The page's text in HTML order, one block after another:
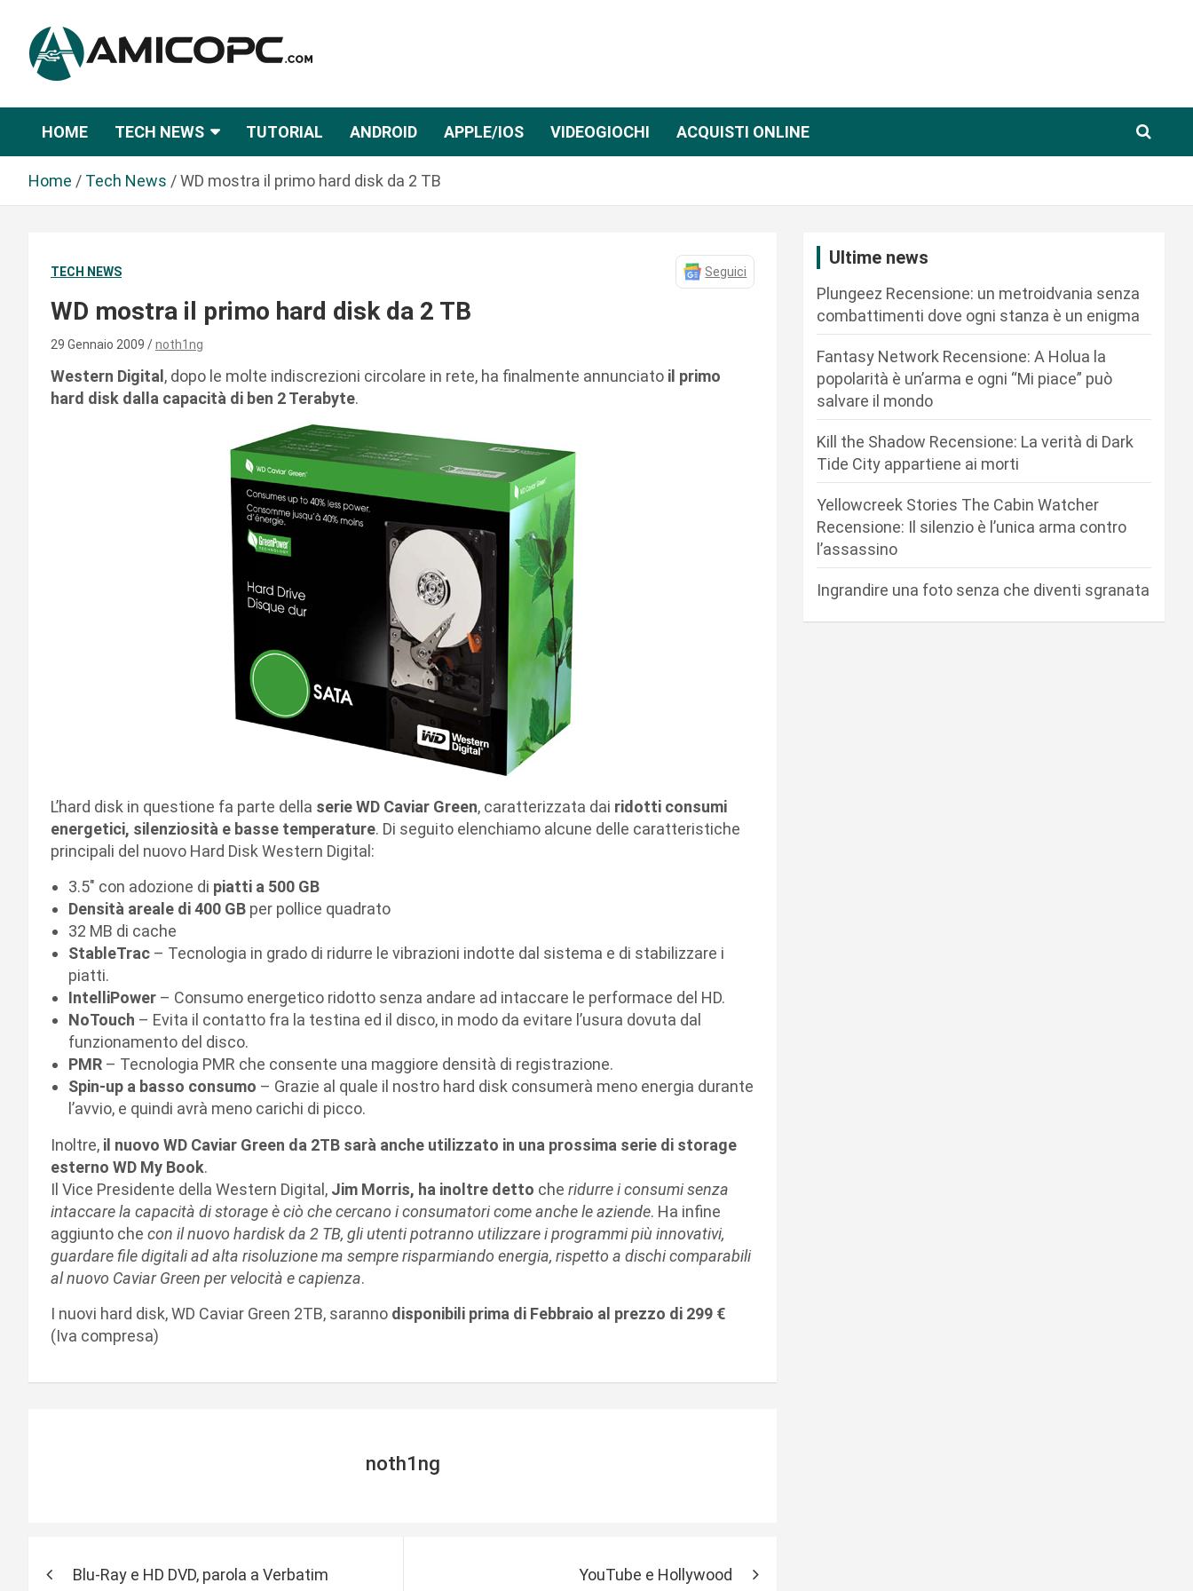
n
Amicopc.com
HOME TECH NEWS TUTORIAL ANDROID APPLE/IOS VIDEOGIOCHI ACQUISTI ONLINE
Home Tech News WD mostra il primo hard disk da 2 TB
TECH NEWS Seguici
WD mostra il primo hard disk da 2 TB
29 Gennaio 2009 noth1ng
Western Digital , dopo le molte indiscrezioni circolare in rete, ha finalmente annunciato il primo
hard disk dalla capacità di ben 2 Terabyte.
L’hard disk in questione fa parte della serie WD Caviar Green, caratterizzata dai ridotti consumi
energetici, silenziosità e basse temperature. Di seguito elenchiamo alcune delle caratteristiche
principali del nuovo Hard Disk Western Digital:
3.5″ con adozione di piatti a 500 GB
Densità areale di 400 GB per pollice quadrato
32 MB di cache
StableTrac – Tecnologia in grado di ridurre le vibrazioni indotte dal sistema e di stabilizzare i
piatti.
IntelliPower – Consumo energetico ridotto senza andare ad intaccare le performace del HD.
NoTouch – Evita il contatto fra la testina ed il disco, in modo da evitare l’usura dovuta dal
funzionamento del disco.
PMR – Tecnologia PMR che consente una maggiore densità di registrazione.
Spin-up a basso consumo – Grazie al quale il nostro hard disk consumerà meno energia durante
l’avvio, e quindi avrà meno carichi di picco.
Inoltre, il nuovo WD Caviar Green da 2TB sarà anche utilizzato in una prossima serie di storage
esterno WD My Book.
Il Vice Presidente della Western Digital, Jim Morris, ha inoltre detto che ridurre i consumi senza
intaccare la capacità di storage è ciò che cercano i consumatori come anche le aziende. Ha infine
aggiunto che con il nuovo hardisk da 2 TB, gli utenti potranno utilizzare i programmi più innovativi,
guardare file digitali ad alta risoluzione ma sempre risparmiando energia, rispetto a dischi comparabili
al nuovo Caviar Green per velocità e capienza.
I nuovi hard disk, WD Caviar Green 2TB, saranno disponibili prima di Febbraio al prezzo di 299 €
(Iva compresa)
noth1ng
Blu-Ray e HD DVD, parola a Verbatim YouTube e Hollywood
Ultime news
Plungeez Recensione: un metroidvania senza
combattimenti dove ogni stanza è un enigma
Fantasy Network Recensione: A Holua la
popolarità è un’arma e ogni “Mi piace” può
salvare il mondo
Kill the Shadow Recensione: La verità di Dark
Tide City appartiene ai morti
Yellowcreek Stories The Cabin Watcher
Recensione: Il silenzio è l’unica arma contro
l’assassino
Ingrandire una foto senza che diventi sgranata